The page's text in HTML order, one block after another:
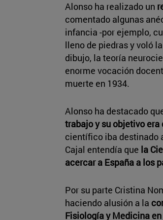
Alonso ha realizado un
comentado algunas
infancia -por ejemplo,
lleno de piedras y voló
dibujo, la teoría
enorme vocación
muerte en 1934.
Alonso ha destacado
trabajo y su objetivo era
científico iba destinado
Cajal entendía que la
acercar a España a los
Por su parte Cristina
haciendo alusión a la
Fisiología y Medicina